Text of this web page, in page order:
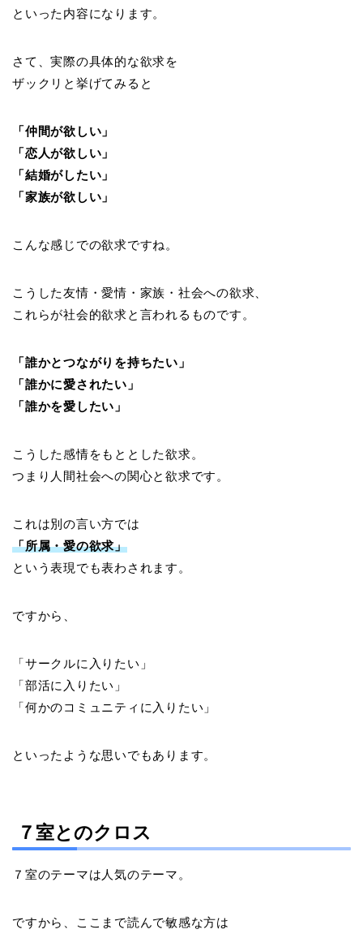
といった内容になります。
さて、実際の具体的な欲求を
ザックリと挙げてみると
「仲間が欲しい」
「恋人が欲しい」
「結婚がしたい」
「家族が欲しい」
こんな感じでの欲求ですね。
こうした友情・愛情・家族・社会への欲求、
これらが社会的欲求と言われるものです。
「誰かとつながりを持ちたい」
「誰かに愛されたい」
「誰かを愛したい」
こうした感情をもととした欲求。
つまり人間社会への関心と欲求です。
これは別の言い方では
「所属・愛の欲求」
という表現でも表わされます。
ですから、
「サークルに入りたい」
「部活に入りたい」
「何かのコミュニティに入りたい」
といったような思いでもあります。
７室とのクロス
７室のテーマは人気のテーマ。
ですから、ここまで読んで敏感な方は